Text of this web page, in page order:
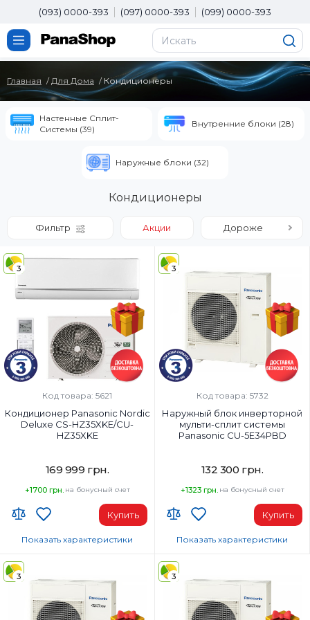
(093) 0000-393 (097) 0000-393 (099) 0000-393
Главная Для Дома Кондиционеры
Настенные Сплит-
Системы (39)
Внутренние блоки (28)
Наружные блоки (32)
Кондиционеры
Фильтр Акции Дороже
3
Код товара: 5621
Кондиционер Panasonic Nordic
Deluxe CS-HZ35XKE/CU-
HZ35XKE
169 999 грн.
+1700 грн. на бонусный счет
Купить
Wi-Fi модуль:
Wi-Fi (встроенный)
Показать характеристики
3
Код товара: 5732
Наружный блок инверторной
мульти-сплит системы
Panasonic CU-5E34PBD
132 300 грн.
+1323 грн. на бонусный счет
Купить
Площадь помещения, м²:
5х25м2
34000
Показать характеристики
3 3